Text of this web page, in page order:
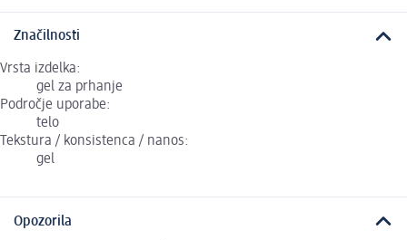
Značilnosti
Vrsta izdelka:
gel za prhanje
Področje uporabe:
telo
Tekstura / konsistenca / nanos:
gel
Opozorila